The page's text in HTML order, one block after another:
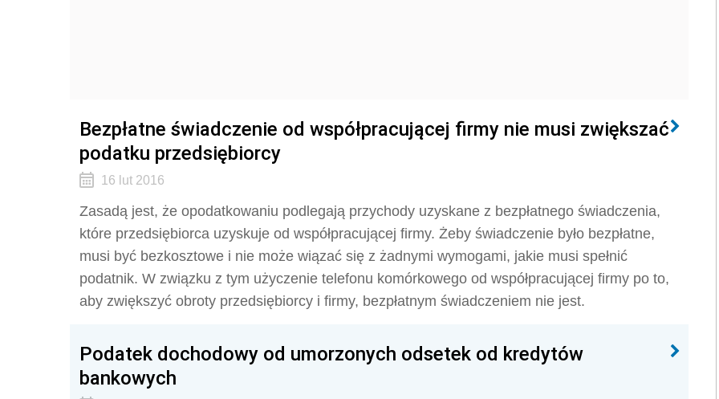
Bezpłatne świadczenie od współpracującej firmy nie musi zwiększać
podatku przedsiębiorcy
16 lut 2016
Zasadą jest, że opodatkowaniu podlegają przychody uzyskane z bezpłatnego świadczenia,
które przedsiębiorca uzyskuje od współpracującej firmy. Żeby świadczenie było bezpłatne,
musi być bezkosztowe i nie może wiązać się z żadnymi wymogami, jakie musi spełnić
podatnik. W związku z tym użyczenie telefonu komórkowego od współpracującej firmy po to,
aby zwiększyć obroty przedsiębiorcy i firmy, bezpłatnym świadczeniem nie jest.
Podatek dochodowy od umorzonych odsetek od kredytów
bankowych